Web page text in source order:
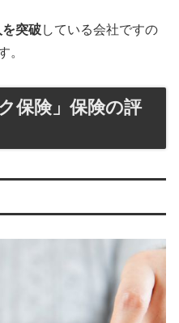
突破している会社ですの
。
保険」保険の評